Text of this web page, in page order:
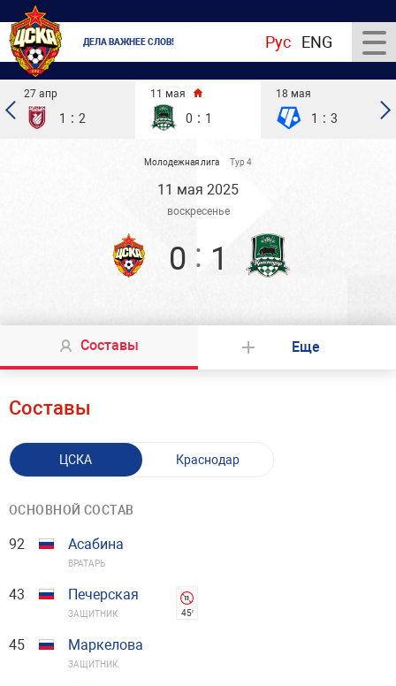
ДЕЛА ВАЖНЕЕ СЛОВ! Рус ENG
27 апр
1 : 2
11 мая
0 : 1
18 мая
1 : 3
Молодежная лига Тур 4
11 мая 2025
воскресенье
0 : 1
Составы Еще
Составы
ЦСКА Краснодар
ОСНОВНОЙ СОСТАВ
92 Асабина
ВРАТАРЬ
43 Печерская
ЗАЩИТНИК 45′
45 Маркелова
ЗАЩИТНИК